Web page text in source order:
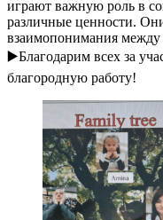
играют важную роль в
различные ценности.
взаимопонимания между
▶️Благодарим всех за
благородную работу!